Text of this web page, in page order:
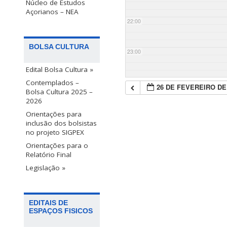
Núcleo de Estudos
Açorianos – NEA
BOLSA CULTURA
Edital Bolsa Cultura »
Contemplados –
Bolsa Cultura 2025 –
2026
Orientações para
inclusão dos bolsistas
no projeto SIGPEX
Orientações para o
Relatório Final
Legislação »
EDITAIS DE
ESPAÇOS FISICOS
22:00
23:00
26 DE FEVEREIRO